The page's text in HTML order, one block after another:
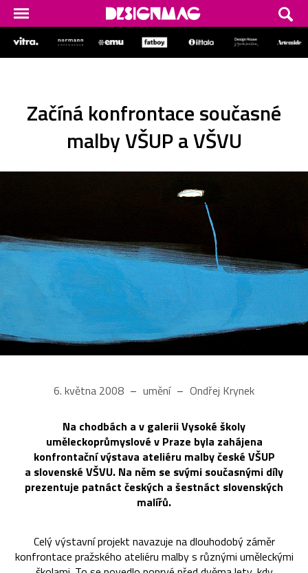
Začíná konfrontace současné
malby VŠUP a VŠVU
6. května 2008 umění Ondřej Krynek
Na chodbách a v galerii Vysoké školy
uměleckoprůmyslové v Praze byla zahájena
konfrontační výstava ateliéru malby české VŠUP
a slovenské VŠVU. Na něm se svými současnými díly
prezentuje patnáct českých a šestnáct slovenských
malířů.
Celý výstavní projekt navazuje na dlouhodobý záměr
konfrontace pražského ateliéru malby s různými uměleckými